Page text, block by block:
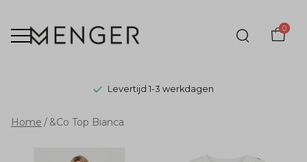
0
Levertijd 1-3 werkdagen
&Co
Home &Co Top Bianca